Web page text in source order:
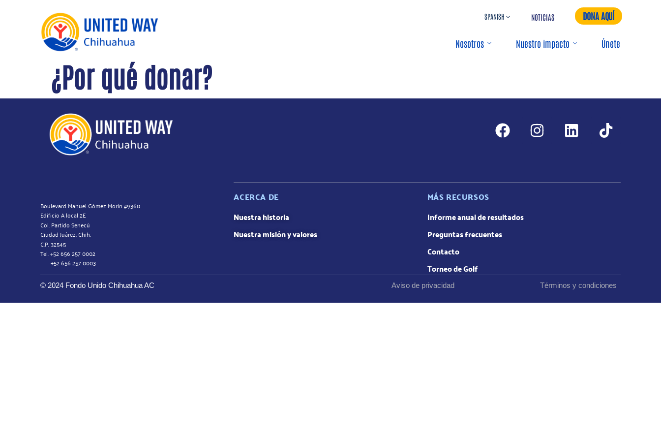
NOTICIAS DONA AQUÍ
Nosotros Nuestro impacto Únete
¿Por qué donar?
Boulevard Manuel Gómez Morín #9360
Edificio A local 2E
Col. Partido Senecú
Ciudad Juárez, Chih.
C.P. 32545
Tel. +52 656 257 0002
+52 656 257 0003
ACERCA DE
Nuestra historia
Nuestra misión y valores
MÁS RECURSOS
Informe anual de resultados
Preguntas frecuentes
Contacto
Torneo de Golf
© 2024 Fondo Unido Chihuahua AC Aviso de privacidad Términos y condiciones